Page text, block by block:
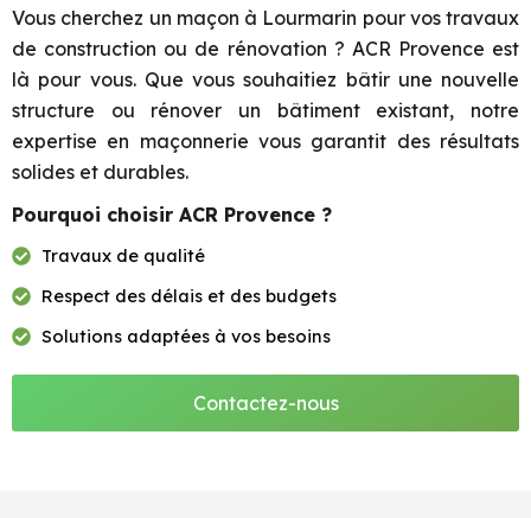
Vous cherchez un maçon à Lourmarin pour vos travaux
de construction ou de rénovation ? ACR Provence est
là pour vous. Que vous souhaitiez bâtir une nouvelle
structure ou rénover un bâtiment existant, notre
expertise en maçonnerie vous garantit des résultats
solides et durables.
Pourquoi choisir ACR Provence ?
Travaux de qualité
Respect des délais et des budgets
Solutions adaptées à vos besoins
Contactez-nous